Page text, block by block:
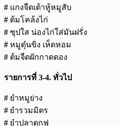
# แกงจืดเต้าหู้หมูสับ
# ต้มโคล้งไก่
# ซุปใส น่องไก่ใส่มันฝรั่ง
# หมูตุ๋นขิง เห็ดหอม
# ต้มจืดผักกาดดอง
รายการที่ 3-4. ทั่วไป
# ยำหมูย่าง
# ยำรวมมิตร
# ยำปลาดุกฟู